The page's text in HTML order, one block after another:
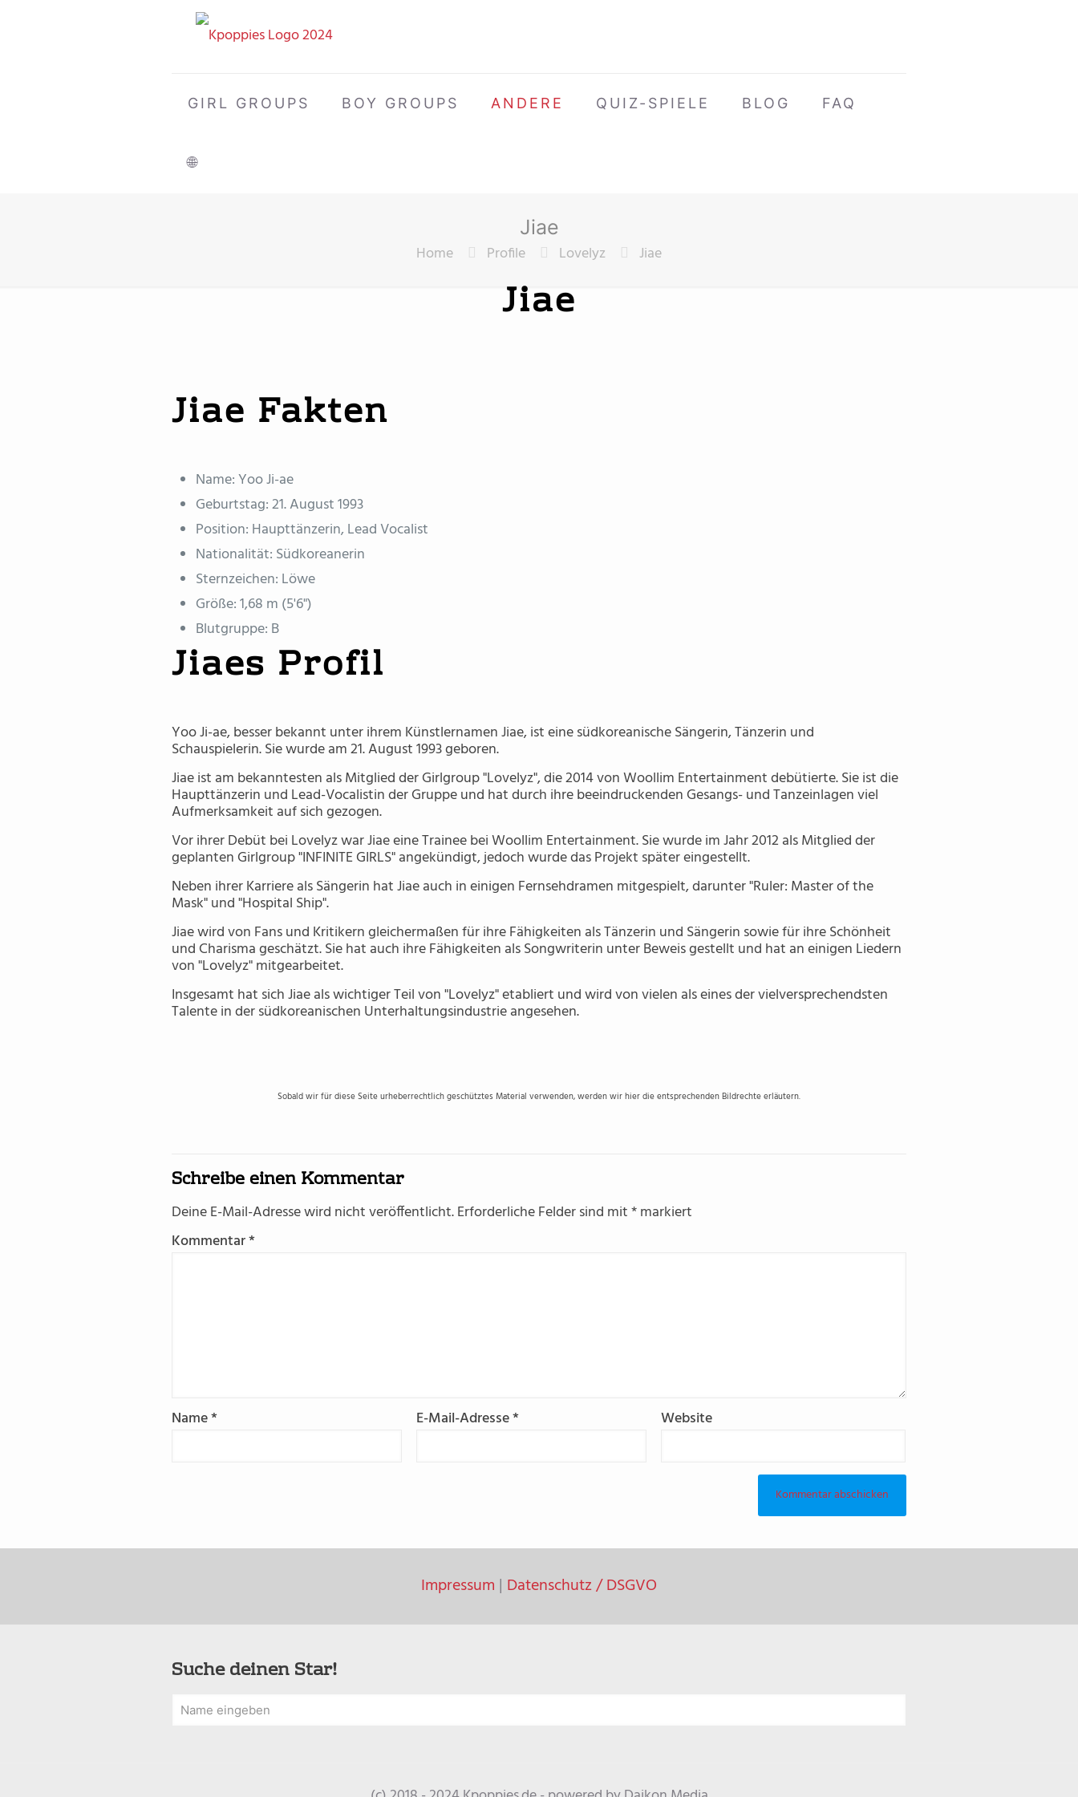
GIRL GROUPS BOY GROUPS ANDERE QUIZ-SPIELE BLOG FAQ
🌐
Jiae
Home Profile Lovelyz Jiae
Jiae
Jiae Fakten
Name: Yoo Ji-ae
Geburtstag: 21. August 1993
Position: Haupttänzerin, Lead Vocalist
Nationalität: Südkoreanerin
Sternzeichen: Löwe
Größe: 1,68 m (5'6")
Blutgruppe: B
Jiaes Profil
Yoo Ji-ae, besser bekannt unter ihrem Künstlernamen Jiae, ist eine südkoreanische Sängerin, Tänzerin und
Schauspielerin. Sie wurde am 21. August 1993 geboren.
Jiae ist am bekanntesten als Mitglied der Girlgroup "Lovelyz", die 2014 von Woollim Entertainment debütierte. Sie ist die
Haupttänzerin und Lead-Vocalistin der Gruppe und hat durch ihre beeindruckenden Gesangs- und Tanzeinlagen viel
Aufmerksamkeit auf sich gezogen.
Vor ihrer Debüt bei Lovelyz war Jiae eine Trainee bei Woollim Entertainment. Sie wurde im Jahr 2012 als Mitglied der
geplanten Girlgroup "INFINITE GIRLS" angekündigt, jedoch wurde das Projekt später eingestellt.
Neben ihrer Karriere als Sängerin hat Jiae auch in einigen Fernsehdramen mitgespielt, darunter "Ruler: Master of the
Mask" und "Hospital Ship".
Jiae wird von Fans und Kritikern gleichermaßen für ihre Fähigkeiten als Tänzerin und Sängerin sowie für ihre Schönheit
und Charisma geschätzt. Sie hat auch ihre Fähigkeiten als Songwriterin unter Beweis gestellt und hat an einigen Liedern
von "Lovelyz" mitgearbeitet.
Insgesamt hat sich Jiae als wichtiger Teil von "Lovelyz" etabliert und wird von vielen als eines der vielversprechendsten
Talente in der südkoreanischen Unterhaltungsindustrie angesehen.
Sobald wir für diese Seite urheberrechtlich geschütztes Material verwenden, werden wir hier die entsprechenden Bildrechte erläutern.
Schreibe einen Kommentar
Deine E-Mail-Adresse wird nicht veröffentlicht.Erforderliche Felder sind mit*markiert
Kommentar*
Name* E-Mail-Adresse* Website
Impressum | Datenschutz / DSGVO
Suche deinen Star!